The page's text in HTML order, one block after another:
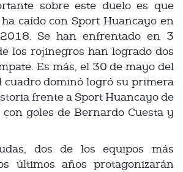
sobre este duelo es que
caído con Sport Huancayo en
Se han enfrentado en 3
los rojinegros han logrado dos
Es más, el 30 de mayo del
cuadro dominó logró su primera
frente a Sport Huancayo de
goles de Bernardo Cuesta y
dos de los equipos más
últimos años protagonizarán